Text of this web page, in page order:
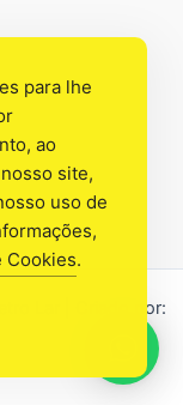
Lar | Criado por:
para lhe
ao
site,
uso de
Cookies.